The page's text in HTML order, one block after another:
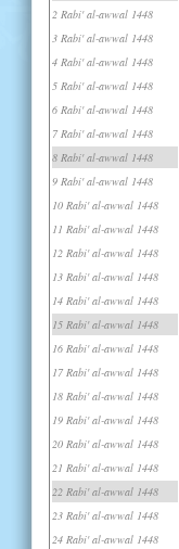
2 Rabi' al-awwal 1448
3 Rabi' al-awwal 1448
4 Rabi' al-awwal 1448
5 Rabi' al-awwal 1448
6 Rabi' al-awwal 1448
7 Rabi' al-awwal 1448
8 Rabi' al-awwal 1448
9 Rabi' al-awwal 1448
10 Rabi' al-awwal 1448
11 Rabi' al-awwal 1448
12 Rabi' al-awwal 1448
13 Rabi' al-awwal 1448
14 Rabi' al-awwal 1448
15 Rabi' al-awwal 1448
16 Rabi' al-awwal 1448
17 Rabi' al-awwal 1448
18 Rabi' al-awwal 1448
19 Rabi' al-awwal 1448
20 Rabi' al-awwal 1448
21 Rabi' al-awwal 1448
22 Rabi' al-awwal 1448
23 Rabi' al-awwal 1448
24 Rabi' al-awwal 1448